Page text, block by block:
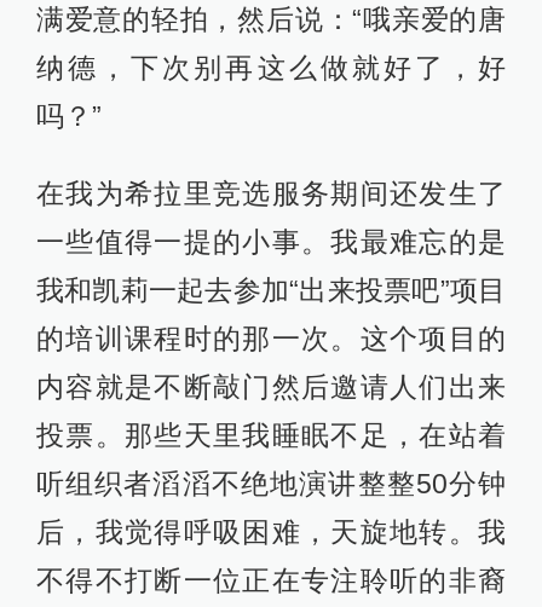
满爱意的轻拍，然后说：“哦亲爱的唐
纳德，下次别再这么做就好了，好
吗？”
在我为希拉里竞选服务期间还发生了
一些值得一提的小事。我最难忘的是
我和凯莉一起去参加“出来投票吧”项目
的培训课程时的那一次。这个项目的
内容就是不断敲门然后邀请人们出来
投票。那些天里我睡眠不足，在站着
听组织者滔滔不绝地演讲整整50分钟
后，我觉得呼吸困难，天旋地转。我
不得不打断一位正在专注聆听的非裔